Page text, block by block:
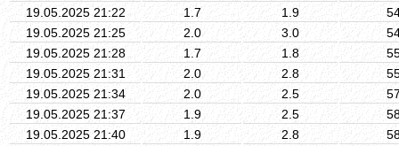
19.05.2025 21:22
1.7 1.9
19.05.2025 21:25
2.0 3.0
19.05.2025 21:28
1.7 1.8
19.05.2025 21:31
2.0 2.8
19.05.2025 21:34
2.0 2.5
19.05.2025 21:37
1.9 2.5
19.05.2025 21:40
1.9 2.8